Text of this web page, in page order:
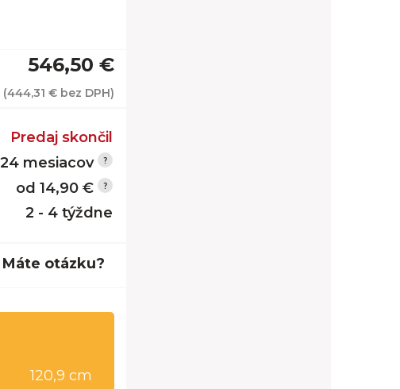
546,50 €
(444,31 € bez DPH)
Predaj skončil
24 mesiacov
od 14,90 €
2 - 4 týždne
Máte otázku?
120,9 cm